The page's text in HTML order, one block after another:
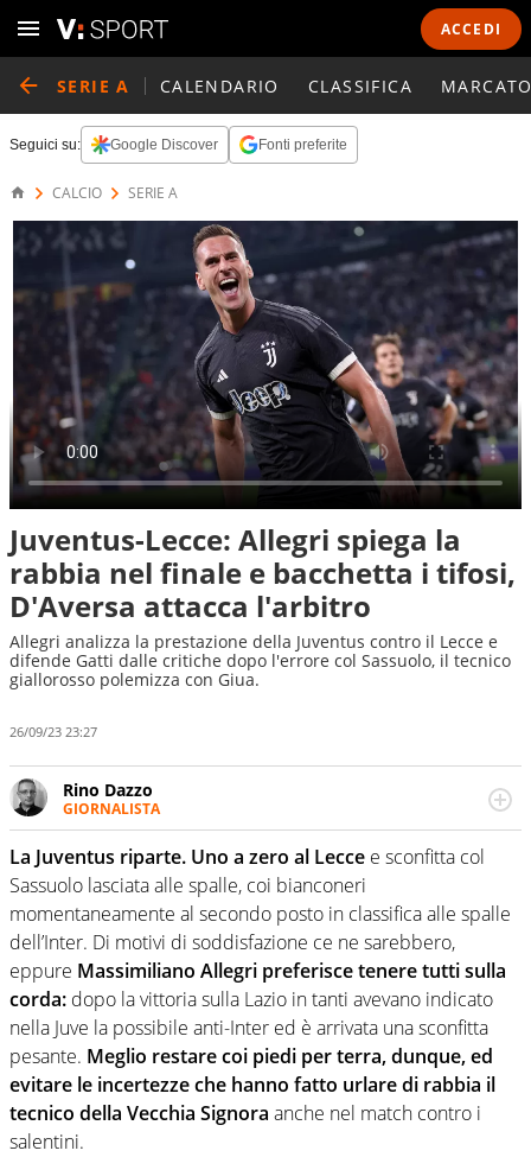
ACCEDI
SERIE A CALENDARIO CLASSIFICA
Seguici su: Google Discover Fonti preferite
CALCIO SERIE A
Juventus-Lecce: Allegri spiega la
rabbia nel finale e bacchetta i tifosi,
D'Aversa attacca l'arbitro
Allegri analizza la prestazione della Juventus contro il Lecce e
difende Gatti dalle critiche dopo l'errore col Sassuolo, il tecnico
giallorosso polemizza con Giua.
26/09/23 23:27
Rino Dazzo
GIORNALISTA
Se mai ci fosse modo di traslare il glossario del calcio in
una nicchia di esperti, lui ne farebbe parte. Non si perde
una svista arbitrale né gli umori social del mondo delle
curve
La Juventus riparte. Uno a zero al Lecce e sconfitta col
Sassuolo lasciata alle spalle, coi bianconeri
momentaneamente al secondo posto in classifica alle spalle
dell’Inter. Di motivi di soddisfazione ce ne sarebbero,
eppure Massimiliano Allegri preferisce tenere tutti sulla
corda: dopo la vittoria sulla Lazio in tanti avevano indicato
nella Juve la possibile anti-Inter ed è arrivata una sconfitta
pesante. Meglio restare coi piedi per terra, dunque, ed
evitare le incertezze che hanno fatto urlare di rabbia il
tecnico della Vecchia Signora anche nel match contro i
salentini.